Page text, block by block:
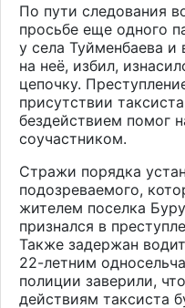
По пути следования
просьбе еще одного
у села Туйменбаева
на неё, избил,
цепочку.
присутствии
бездействием помог
соучастником.
Стражи порядка
подозреваемого,
жителем поселка
признался в
Также задержан
22-летним
полиции заверили,
действиям таксиста